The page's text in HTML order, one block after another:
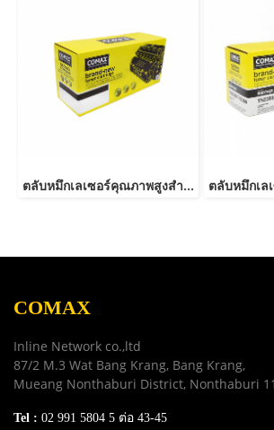
ตลับหมึกเลเซอร์คุณภาพสูงสำหรับ Brother รุ่น TN2480
COMAX
Inline Network co.,ltd
87/2 M.3 Wat Bang Krang, Bang Krang,
Mueang Nonthaburi District, Nonthaburi
Tel : 02 991 5804 5 ต่อ 43-45